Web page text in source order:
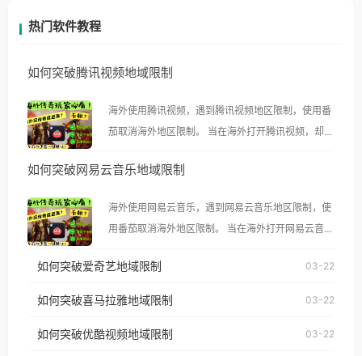
热门软件教程
如何突破腾讯视频地域限制
海外使用腾讯视频，遇到腾讯视频地区限制，使用番
茄取消海外地区限制。 当在海外打开腾讯视频，却突
示语。 海外用户如香港、澳门、台湾、美国、加拿
像其他音乐平台一样，出现地区及版权限制问题，且
仅能在中国大陆地区播放。 遇到这个问题的朋友们，
使用番茄回国加速器，即可解决「海外用户收听腾讯
台湾、美国、加拿大、澳大利亚、欧洲等国家和地区
权限制所困扰。
如何突破网易云音乐地域限制
海外使用网易云音乐，遇到网易云音乐地区限制，使
用番茄取消海外地区限制。 当在海外打开网易云音
播放”的提示语。 海外用户如香港、澳门、台湾、美
国、加拿大、澳大利亚、欧洲等国家和地区时，网易
制问题，且仅能在中国大陆地区播放。 遇到这个问题
如何突破爱奇艺地域限制 03-22
如何突破喜马拉雅地域限制 03-22
如何突破优酷视频地域限制 03-22